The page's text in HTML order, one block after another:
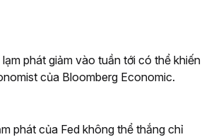
phát giảm vào tuần tới có thể khiến
của Bloomberg Economic.
phát của Fed không thể thắng chỉ